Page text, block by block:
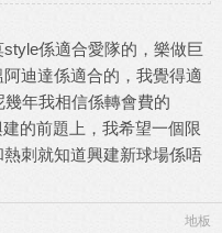
係適合愛隊的，樂做巨
迪達係適合的，我覺得適
年我相信係轉會費的
的前題上，我希望一個限
刺就知道興建新球場係唔
地板